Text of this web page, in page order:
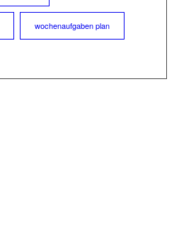
wochenaufgaben plan